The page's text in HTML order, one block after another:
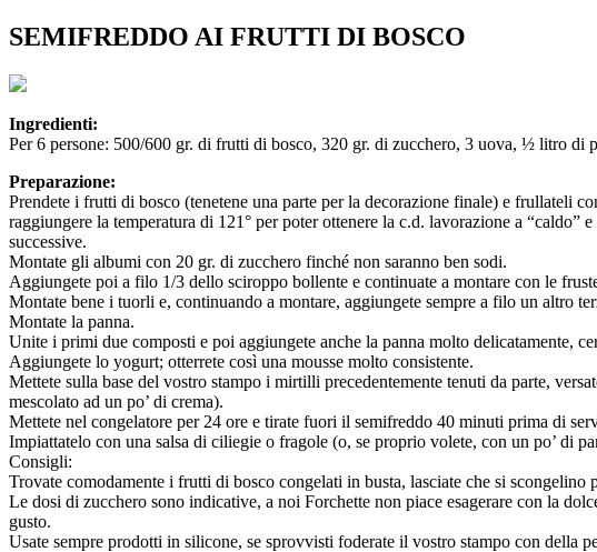
SEMIFREDDO AI FRUTTI DI BOSCO
Ingredienti:
Per 6 persone: 500/600 gr. di frutti di bosco, 320 gr. di zucchero, 3 uova, ½ litro
Preparazione:
Prendete i frutti di bosco (tenetene una parte per la decorazione finale) e frullateli
raggiungere la temperatura di 121° per poter ottenere la c.d. lavorazione a
successive.
Montate gli albumi con 20 gr. di zucchero finché non saranno ben sodi.
Aggiungete poi a filo 1/3 dello sciroppo bollente e continuate a montare con le
Montate bene i tuorli e, continuando a montare, aggiungete sempre a filo un altro
Montate la panna.
Unite i primi due composti e poi aggiungete anche la panna molto delicatamente,
Aggiungete lo yogurt; otterrete così una mousse molto consistente.
Mettete sulla base del vostro stampo i mirtilli precedentemente tenuti da parte,
mescolato ad un po’ di crema).
Mettete nel congelatore per 24 ore e tirate fuori il semifreddo 40 minuti prima di
Impiattatelo con una salsa di ciliegie o fragole (o, se proprio volete, con un po’ di
Consigli:
Trovate comodamente i frutti di bosco congelati in busta, lasciate che si
Le dosi di zucchero sono indicative, a noi Forchette non piace esagerare con la
gusto.
Usate sempre prodotti in silicone, se sprovvisti foderate il vostro stampo con della